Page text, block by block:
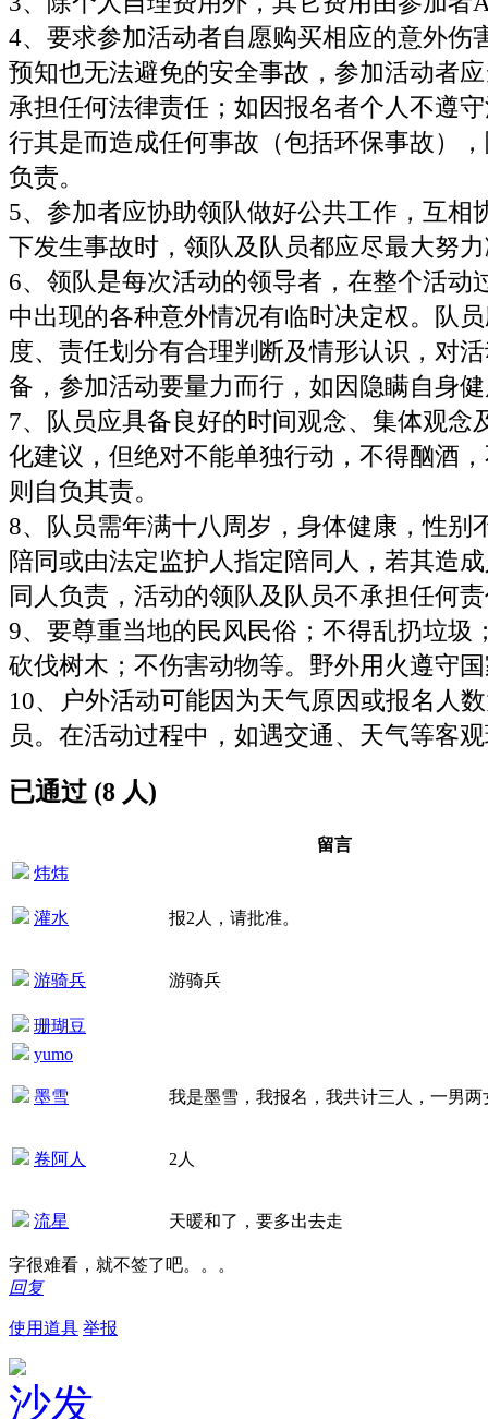
4、要求参加活动者自愿购买相应的意外
预知也无法避免的安全事故，参加活动者
承担任何法律责任；如因报名者个人不遵
行其是而造成任何事故（包括环保事故）
负责。
5、参加者应协助领队做好公共工作，互
下发生事故时，领队及队员都应尽最大努
6、领队是每次活动的领导者，在整个活
中出现的各种意外情况有临时决定权。队
度、责任划分有合理判断及情形认识，对
备，参加活动要量力而行，如因隐瞒自身
7、队员应具备良好的时间观念、集体观
化建议，但绝对不能单独行动，不得酗酒
则自负其责。
8、队员需年满十八周岁，身体健康，性
陪同或由法定监护人指定陪同人，若其造
同人负责，活动的领队及队员不承担任何
9、要尊重当地的民风民俗；不得乱扔垃
砍伐树木；不伤害动物等。野外用火遵守
10、户外活动可能因为天气原因或报名人
员。在活动过程中，如遇交通、天气等客
已通过 (8 人)
留言
炜炜
灌水 报2人，请批准。
游骑兵 游骑兵
珊瑚豆
yumo
墨雪 我是墨雪，我报名，我共计三人，一男两
卷阿人 2人
流星 天暖和了，要多出去走
字很难看，就不签了吧。。。
回复
使用道具 举报
沙发